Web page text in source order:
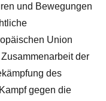
und Bewegungen
Union
der
des
gegen die